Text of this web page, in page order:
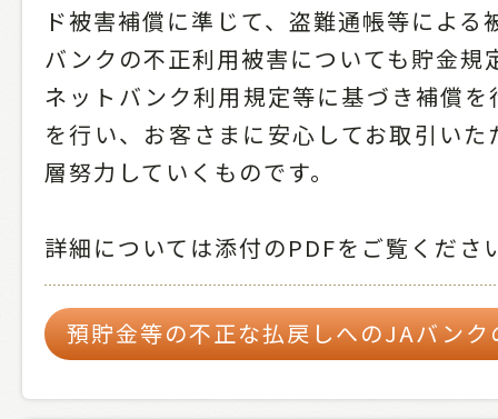
ド被害補償に準じて、盗難通帳等によ
バンクの不正利用被害についても貯金規
ネットバンク利用規定等に基づき補償
を行い、お客さまに安心してお取引い
層努力していくものです。
詳細については添付のPDFをご覧くださ
預貯金等の不正な払戻しへのJAバンク